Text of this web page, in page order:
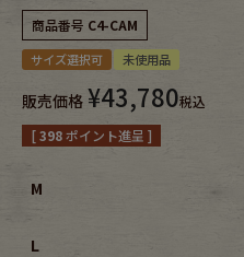
Tops
Outer
小物・アク
商品番号 C4-CAM
サイズ選択可 未使用品
販売価格 ¥43,780税込
[398ポイント進呈 ]
M
L